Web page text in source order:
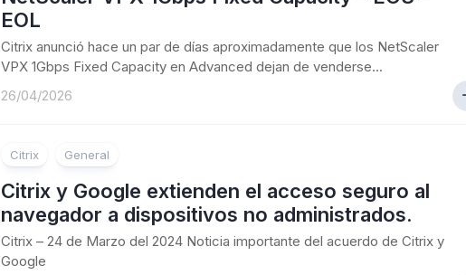
EOL
Citrix anunció hace un par de días aproximadamente que los NetScaler
VPX 1Gbps Fixed Capacity en Advanced dejan de venderse...
26/04/2026
Citrix General
Citrix y Google extienden el acceso seguro al
navegador a dispositivos no administrados.
Citrix – 24 de Marzo del 2024 Noticia importante del acuerdo de Citrix y
Google